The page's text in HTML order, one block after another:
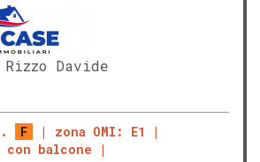
Rizzo Davide
F
zona OMI: E1
con balcone